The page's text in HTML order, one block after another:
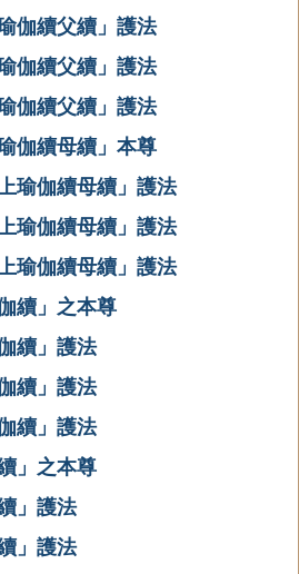
伽續父續」護法
伽續父續」護法
伽續父續」護法
伽續母續」本尊
瑜伽續母續」護法
瑜伽續母續」護法
瑜伽續母續」護法
續」之本尊
續」護法
續」護法
續」護法
」之本尊
」護法
」護法